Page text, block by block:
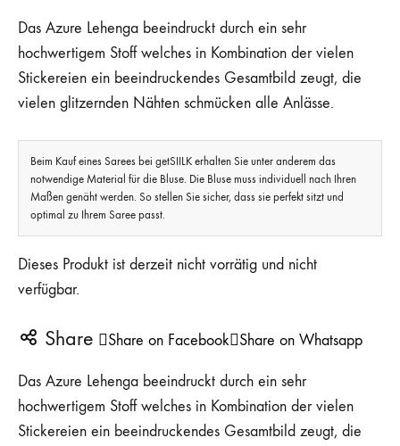
Das Azure Lehenga beeindruckt durch ein sehr
hochwertigem Stoff welches in Kombination der vielen
Stickereien ein beeindruckendes Gesamtbild zeugt, die
vielen glitzernden Nähten schmücken alle Anlässe.
Beim Kauf eines Sarees bei getSIILK erhalten Sie unter anderem das
notwendige Material für die Bluse. Die Bluse muss individuell nach Ihren
Maßen genäht werden. So stellen Sie sicher, dass sie perfekt sitzt und
optimal zu Ihrem Saree passt.
Dieses Produkt ist derzeit nicht vorrätig und nicht
verfügbar.
Share Share on Facebook Share on Whatsapp
Das Azure Lehenga beeindruckt durch ein sehr
hochwertigem Stoff welches in Kombination der vielen
Stickereien ein beeindruckendes Gesamtbild zeugt, die